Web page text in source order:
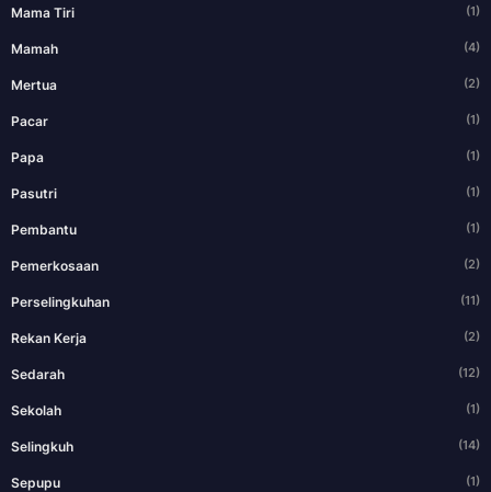
Mama Tiri (1)
Mamah (4)
Mertua (2)
Pacar (1)
Papa (1)
Pasutri (1)
Pembantu (1)
Pemerkosaan (2)
Perselingkuhan (11)
Rekan Kerja (2)
Sedarah (12)
Sekolah (1)
Selingkuh (14)
Sepupu (1)